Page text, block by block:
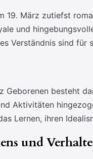
19. März zutiefst
und
Verständnis sind für
Geborenen besteht
Aktivitäten
Lernen, ihren
und